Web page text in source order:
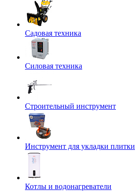
Садовая техника
Силовая техника
Строительный инструмент
Инструмент для укладки плитки
Котлы и водонагреватели